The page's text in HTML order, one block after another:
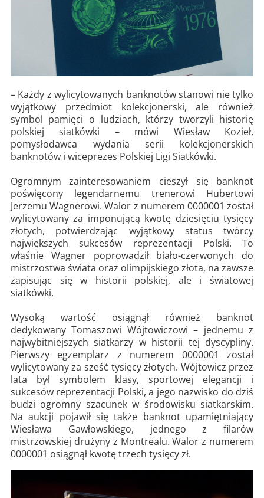
– Każdy z wylicytowanych banknotów stanowi nie tylko
wyjątkowy przedmiot kolekcjonerski, ale również
symbol pamięci o ludziach, którzy tworzyli historię
polskiej siatkówki – mówi Wiesław Kozieł,
pomysłodawca wydania serii kolekcjonerskich
banknotów i wiceprezes Polskiej Ligi Siatkówki.
Ogromnym zainteresowaniem cieszył się banknot
poświęcony legendarnemu trenerowi Hubertowi
Jerzemu Wagnerowi. Walor z numerem 0000001 został
wylicytowany za imponującą kwotę dziesięciu tysięcy
złotych, potwierdzając wyjątkowy status twórcy
największych sukcesów reprezentacji Polski. To
właśnie Wagner poprowadził biało-czerwonych do
mistrzostwa świata oraz olimpijskiego złota, na zawsze
zapisując się w historii polskiej, ale i światowej
siatkówki.
Wysoką wartość osiągnął również banknot
dedykowany Tomaszowi Wójtowiczowi – jednemu z
najwybitniejszych siatkarzy w historii tej dyscypliny.
Pierwszy egzemplarz z numerem 0000001 został
wylicytowany za sześć tysięcy złotych. Wójtowicz przez
lata był symbolem klasy, sportowej elegancji i
sukcesów reprezentacji Polski, a jego nazwisko do dziś
budzi ogromny szacunek w środowisku siatkarskim.
Na aukcji pojawił się także banknot upamiętniający
Wiesława Gawłowskiego, jednego z filarów
mistrzowskiej drużyny z Montrealu. Walor z numerem
0000001 osiągnął kwotę trzech tysięcy zł.